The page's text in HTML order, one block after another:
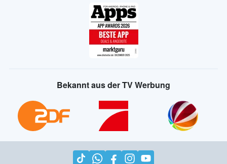
Bekannt aus der TV Werbung